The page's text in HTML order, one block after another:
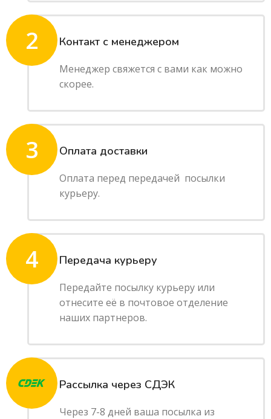
2 Контакт с менеджером
Менеджер свяжется с вами как можно
скорее.
3 Оплата доставки
Оплата перед передачей посылки
курьеру.
4 Передача курьеру
Передайте посылку курьеру или
отнесите её в почтовое отделение
наших партнеров.
Рассылка через СДЭК
Через 7-8 дней ваша посылка из